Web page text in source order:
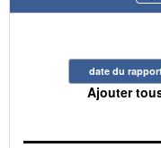
date du
Ajouter